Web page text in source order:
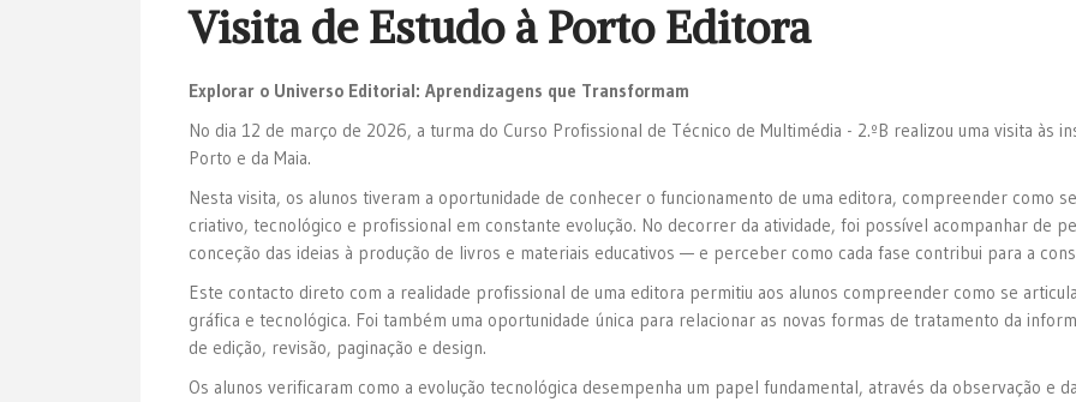
Visita de Estudo à Porto Editora
Explorar o Universo Editorial: Aprendizagens que Transformam
No dia 12 de março de 2026, a turma do Curso Profissional de Técnico de Multimédia - 2.ºB realizou uma visita às
Porto e da Maia.
Nesta visita, os alunos tiveram a oportunidade de conhecer o funcionamento de uma editora, compreender como
criativo, tecnológico e profissional em constante evolução. No decorrer da atividade, foi possível acompanhar de
conceção das ideias à produção de livros e materiais educativos — e perceber como cada fase contribui para a
Este contacto direto com a realidade profissional de uma editora permitiu aos alunos compreender como se
gráfica e tecnológica. Foi também uma oportunidade única para relacionar as novas formas de tratamento da
de edição, revisão, paginação e design.
Os alunos verificaram como a evolução tecnológica desempenha um papel fundamental, através da observação e